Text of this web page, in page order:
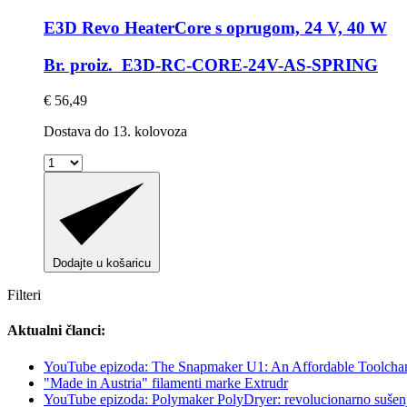
E3D Revo HeaterCore s oprugom, 24 V, 40 W
Br. proiz. E3D-RC-CORE-24V-AS-SPRING
€ 56,49
Dostava do 13. kolovoza
Dodajte u košaricu
Filteri
Aktualni članci:
YouTube epizoda: The Snapmaker U1: An Affordable
"Made in Austria" filamenti marke Extrudr
YouTube epizoda: Polymaker PolyDryer: revolucionarno